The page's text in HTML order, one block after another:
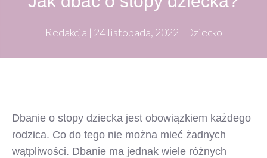
Redakcja | 24 listopada, 2022 | Dziecko
Dbanie o stopy dziecka jest obowiązkiem każdego
rodzica. Co do tego nie można mieć żadnych
wątpliwości. Dbanie ma jednak wiele różnych